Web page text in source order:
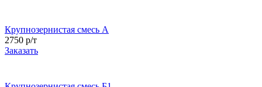
Крупнозернистая смесь А
2750 р/т
Заказать